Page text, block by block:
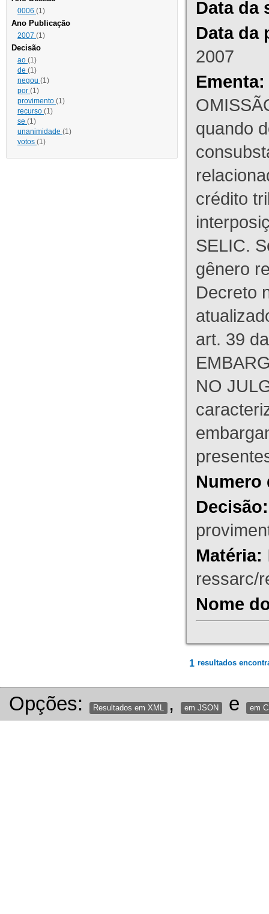
0006 (1)
Ano Publicação
2007 (1)
Decisão
ao (1)
de (1)
negou (1)
por (1)
provimento (1)
recurso (1)
se (1)
unanimidade (1)
votos (1)
Data da
Data da
2007
Ementa:
quando
crédito
SELIC.
gênero
Decreto
art. 39
NO
Numero
Decisão:
Matéria:
ressarc/
Nome
1 resultados
Opções: Resultados em XML , em JSON e em